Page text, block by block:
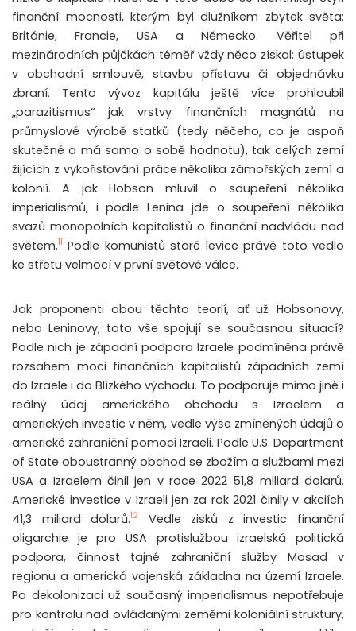
finanční mocnosti, kterým byl dlužníkem zbytek světa:
Británie, Francie, USA a Německo. Věřitel při
mezinárodních půjčkách téměř vždy něco získal: ústupek
v obchodní smlouvě, stavbu přístavu či objednávku
zbraní. Tento vývoz kapitálu ještě více prohloubil
„parazitismus“ jak vrstvy finančních magnátů na
průmyslové výrobě statků (tedy něčeho, co je aspoň
skutečné a má samo o sobě hodnotu), tak celých zemí
žijících z vykořisťování práce několika zámořských zemí a
kolonií. A jak Hobson mluvil o soupeření několika
imperialismů, i podle Lenina jde o soupeření několika
svazů monopolních kapitalistů o finanční nadvládu nad
světem.11 Podle komunistů staré levice právě toto vedlo
ke střetu velmocí v první světové válce.
Jak proponenti obou těchto teorií, ať už Hobsonovy,
nebo Leninovy, toto vše spojují se současnou situací?
Podle nich je západní podpora Izraele podmíněna právě
rozsahem moci finančních kapitalistů západních zemí
do Izraele i do Blízkého východu. To podporuje mimo jiné i
reálný údaj amerického obchodu s Izraelem a
amerických investic v něm, vedle výše zmíněných údajů o
americké zahraniční pomoci Izraeli. Podle U.S. Department
of State oboustranný obchod se zbožím a službami mezi
USA a Izraelem činil jen v roce 2022 51,8 miliard dolarů.
Americké investice v Izraeli jen za rok 2021 činily v akciích
41,3 miliard dolarů.12
Vedle zisků z investic finanční
oligarchie je pro USA protislužbou izraelská politická
podpora, činnost tajné zahraniční služby Mosad v
regionu a americká vojenská základna na území Izraele.
Po dekolonizaci už současný imperialismus nepotřebuje
pro kontrolu nad ovládanými zeměmi koloniální struktury,